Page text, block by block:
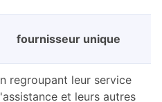
fournisseur unique
regroupant leur service
et leurs autres